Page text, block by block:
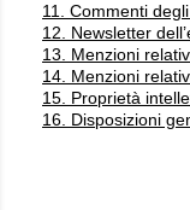
11. Commenti
12. Newsletter
13. Menzioni
14. Menzioni
15. Proprietà
16. Disposizioni